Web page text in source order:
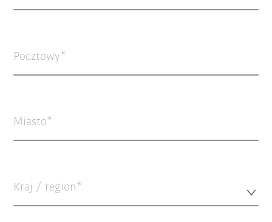
Pocztowy
Miasto
Kraj / region*